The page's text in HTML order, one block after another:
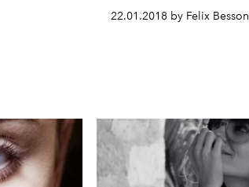
22.01.2018 by Felix Besson